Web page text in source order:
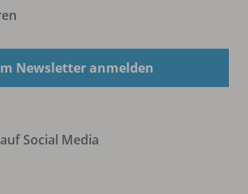
Newsletter anmelden
Social Media